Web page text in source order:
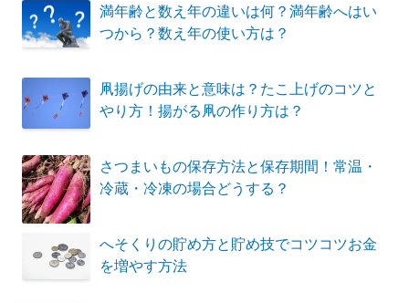
満年齢と数え年の違いは何？満年齢へはい
つから？数え年の使い方は？
凧揚げの由来と意味は？たこ上げのコツと
やり方！揚がる凧の作り方は？
さつまいもの保存方法と保存期間！常温・
冷蔵・冷凍の場合どうする？
へそくりの貯め方と貯め技でコツコツお金
を増やす方法